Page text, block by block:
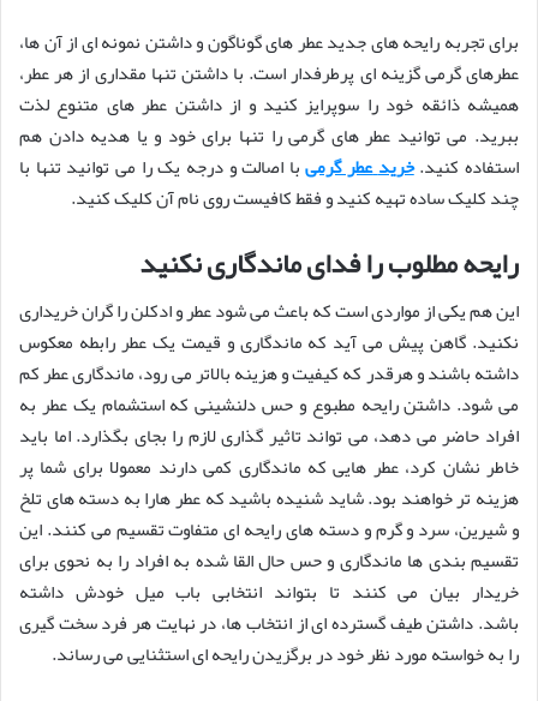
برای تجربه رایحه های جدید عطر های گوناگون و داشتن نمونه ای از آن ها،
عطرهای گرمی گزینه ای پرطرفدار است. با داشتن تنها مقداری از هر عطر،
همیشه ذائقه خود را سوپرایز کنید و از داشتن عطر های متنوع لذت
ببرید. می توانید عطر های گرمی را تنها برای خود و یا هدیه دادن هم
استفاده کنید.خریدعطر گرمیبا اصالت و درجه یک را می توانید تنها با
چند کلیک ساده تهیه کنید و فقط کافیست روی نام آن کلیک کنید.
رایحه مطلوب را فدای ماندگاری نکنید
این هم یکی از مواردی است که باعث می شود عطر و ادکلن را گران خریداری
نکنید. گاهن پیش می آید که ماندگاری و قیمت یک عطر رابطه معکوس
داشته باشند و هرقدر که کیفیت و هزینه بالاتر می رود، ماندگاری عطر کم
می شود. داشتن رایحه مطبوع و حس دلنشینی که استشمام یک عطر به
افراد حاضر می دهد، می تواند تاثیر گذاری لازم را بجای بگذارد. اما باید
خاطر نشان کرد، عطر هایی که ماندگاری کمی دارند معمولا برای شما پر
هزینه تر خواهند بود. شاید شنیده باشید که عطر هارا به دسته های تلخ
و شیرین، سرد و گرم و دسته های رایحه ای متفاوت تقسیم می کنند. این
تقسیم بندی ها ماندگاری و حس حال القا شده به افراد را به نحوی برای
خریدار بیان می کنند تا بتواند انتخابی باب میل خودش داشته
باشد. داشتن طیف گسترده ای از انتخاب ها، در نهایت هر فرد سخت گیری
را به خواسته مورد نظر خود در برگزیدن رایحه ای استثنایی می رساند.